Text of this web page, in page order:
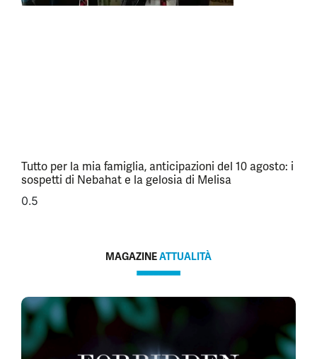
Tutto per la mia famiglia, anticipazioni del 10 agosto: i
sospetti di Nebahat e la gelosia di Melisa
MAGAZINEATTUALITÀ